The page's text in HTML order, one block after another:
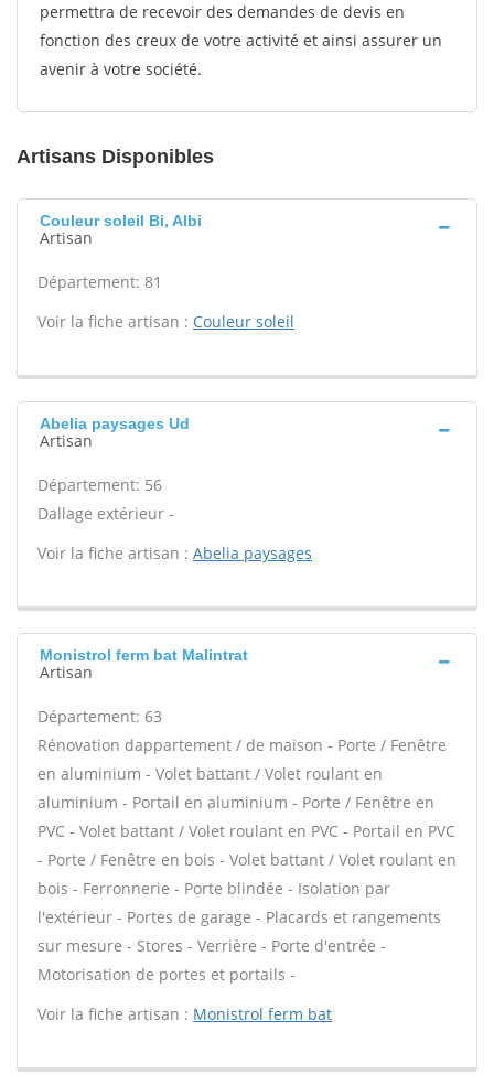
permettra de recevoir des demandes de devis en
fonction des creux de votre activité et ainsi assurer un
avenir à votre société.
Artisans Disponibles
Couleur soleil Bi, Albi
Artisan
Département: 81
Voir la fiche artisan : Couleur soleil
Abelia paysages Ud
Artisan
Département: 56
Dallage extérieur -
Voir la fiche artisan : Abelia paysages
Monistrol ferm bat Malintrat
Artisan
Département: 63
Rénovation dappartement / de maison - Porte / Fenêtre
en aluminium - Volet battant / Volet roulant en
aluminium - Portail en aluminium - Porte / Fenêtre en
PVC - Volet battant / Volet roulant en PVC - Portail en PVC
- Porte / Fenêtre en bois - Volet battant / Volet roulant en
bois - Ferronnerie - Porte blindée - Isolation par
l'extérieur - Portes de garage - Placards et rangements
sur mesure - Stores - Verrière - Porte d'entrée -
Motorisation de portes et portails -
Voir la fiche artisan : Monistrol ferm bat